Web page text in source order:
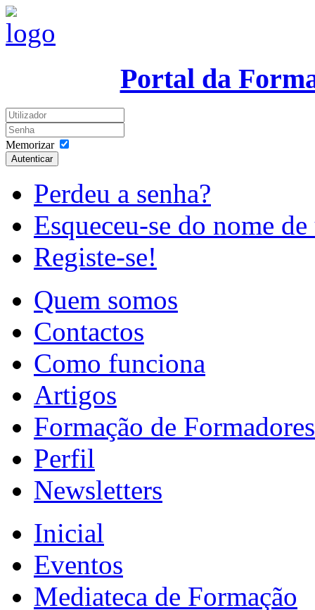
Portal da
Memorizar
Autenticar
Perdeu a senha?
Esqueceu-se do nome
Registe-se!
Quem somos
Contactos
Como funciona
Artigos
Formação de Formadores
Perfil
Newsletters
Inicial
Eventos
Mediateca de Formação